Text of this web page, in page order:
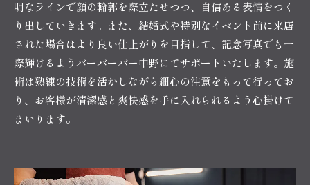
明なラインで顔の輪郭を際立たせつつ、自信ある表情をつく
り出していきます。また、結婚式や特別なイベント前に来店
された場合はより良い仕上がりを目指して、記念写真でも一
際輝けるようバーバーバー中野にてサポートいたします。施
術は熟練の技術を活かしながら細心の注意をもって行ってお
り、お客様が清潔感と爽快感を手に入れられるよう心掛けて
まいります。